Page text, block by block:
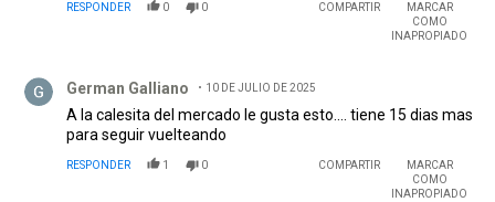
RESPONDER 0 0 COMPARTIR
MARCAR
COMO
INAPROPIADO
German Galliano 10 DE JULIO DE 2025
A la calesita del mercado le gusta esto.... tiene 15 dias mas
para seguir vuelteando
RESPONDER 1 0 COMPARTIR
MARCAR
COMO
INAPROPIADO